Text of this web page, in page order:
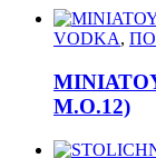
VODKA,
M.O.12)